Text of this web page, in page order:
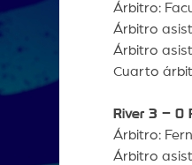
Árbitro:
Árbitro
Árbitro
Cuarto
River 3 – 0
Árbitro:
Árbitro